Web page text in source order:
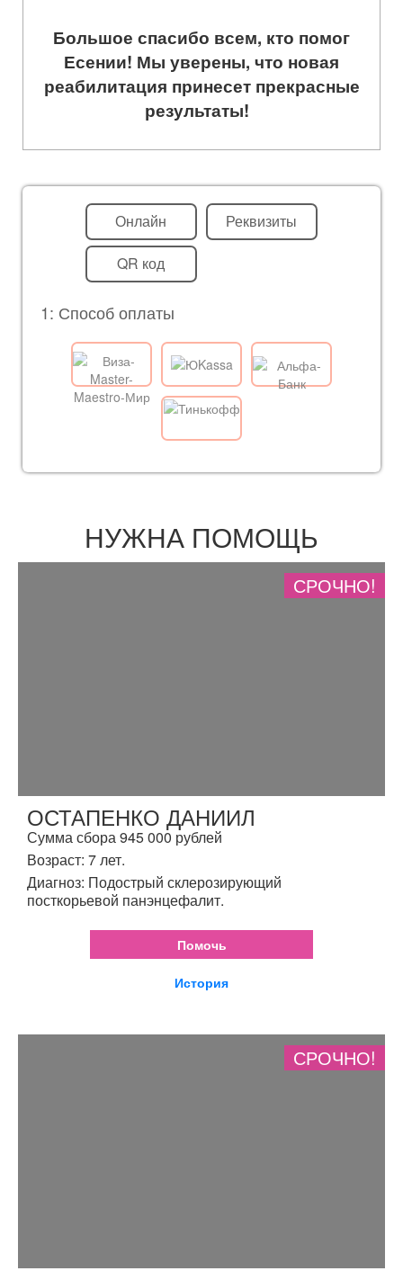
Большое спасибо всем, кто помог
Есении! Мы уверены, что новая
реабилитация принесет прекрасные
результаты!
Онлайн Реквизиты
QR код
1: Способ оплаты
НУЖНА ПОМОЩЬ
СРОЧНО!
ОСТАПЕНКО ДАНИИЛ
Сумма сбора 945 000 рублей
Возраст: 7 лет.
Диагноз: Подострый склерозирующий
посткорьевой панэнцефалит.
Помочь
История
СРОЧНО!